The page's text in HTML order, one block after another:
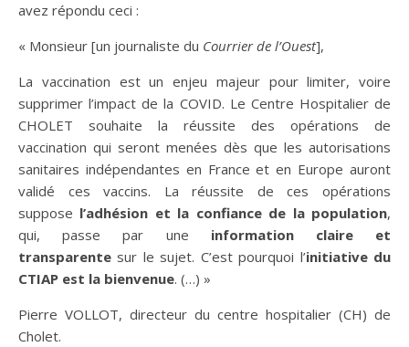
avez répondu ceci :
« Monsieur [un journaliste du Courrier de l’Ouest],
La vaccination est un enjeu majeur pour limiter, voire
supprimer l’impact de la COVID. Le Centre Hospitalier de
CHOLET souhaite la réussite des opérations de
vaccination qui seront menées dès que les autorisations
sanitaires indépendantes en France et en Europe auront
validé ces vaccins. La réussite de ces opérations
suppose l’adhésion et la confiance de la population,
qui, passe par une information claire et
transparente sur le sujet. C’est pourquoi l’initiative du
CTIAP est la bienvenue. (…) »
Pierre VOLLOT, directeur du centre hospitalier (CH) de
Cholet.